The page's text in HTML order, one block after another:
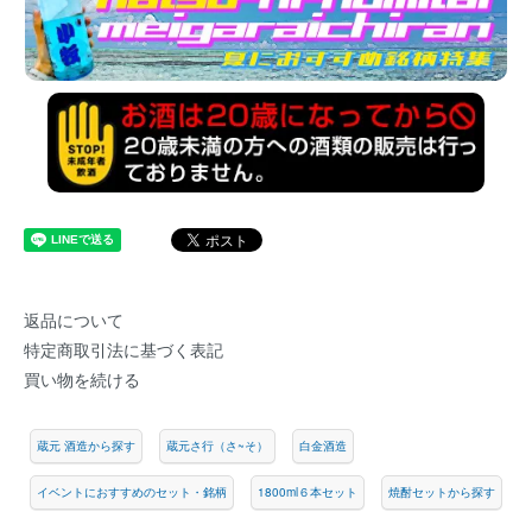
返品について
特定商取引法に基づく表記
買い物を続ける
蔵元 酒造から探す 蔵元さ行（さ~そ） 白金酒造
イベントにおすすめのセット・銘柄 1800ml６本セット 焼酎セットから探す